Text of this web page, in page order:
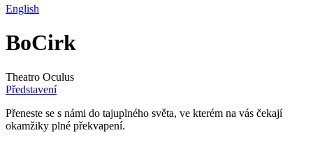
English
BoCirk
Theatro Oculus
Představení
Přeneste se s námi do tajuplného světa, ve kterém na vás čekají
okamžiky plné překvapení.